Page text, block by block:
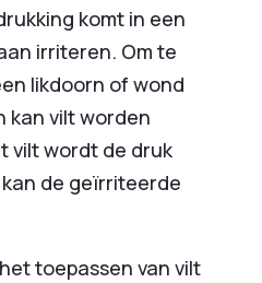
komt in een
irriteren. Om te
likdoorn of wond
kan vilt worden
vilt wordt de druk
de geïrriteerde
toepassen van vilt